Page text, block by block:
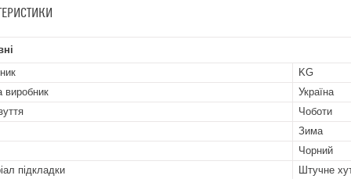
KG
виробник
Україна
Чоботи
Зима
Чорний
підкладки
Штучне